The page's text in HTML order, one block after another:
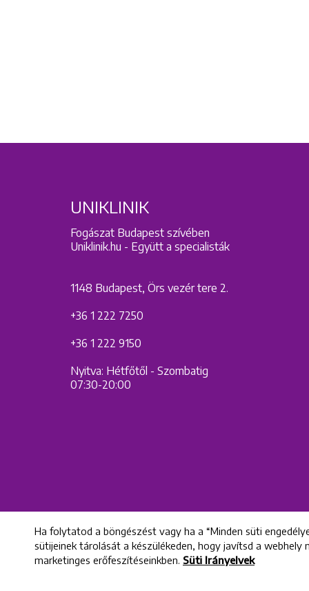
UNIKLINIK
Fogászat Budapest szívében
Uniklinik.hu - Együtt a specialisták
1148 Budapest, Örs vezér tere 2.
+36 1 222 7250
+36 1 222 9150
Nyitva: Hétfőtől - Szombatig
07:30-20:00
Ha folytatod a böngészést vagy ha a “Minden süti
sütijeinek tárolását a készülékeden, hogy javítsd a
marketinges erőfeszítéseinkben. Süti Irányelvek